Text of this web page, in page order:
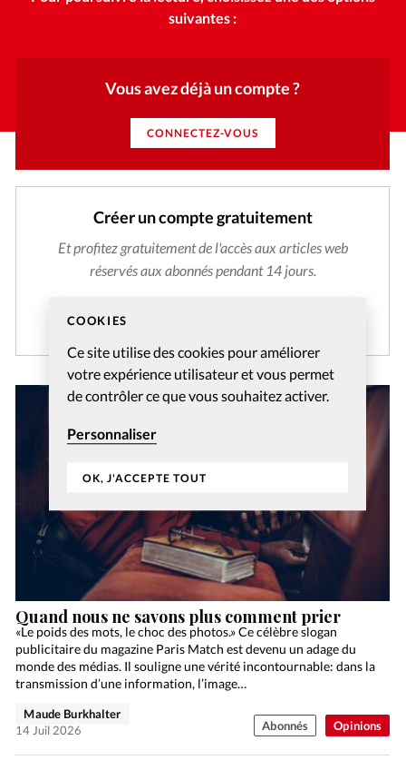
COOKIES
Ce site utilise des cookies pour améliorer
votre expérience utilisateur et vous permet
de contrôler ce que vous souhaitez activer.
Personnaliser
OK, J'ACCEPTE TOUT
suivantes :
Vous avez déjà un compte ?
CONNECTEZ-VOUS
Créer un compte gratuitement
Et profitez gratuitement de l'accès aux articles web
réservés aux abonnés pendant 14 jours.
Opinions
Quand nous ne savons plus comment prier
«Le poids des mots, le choc des photos.» Ce célèbre slogan
publicitaire du magazine Paris Match est devenu un adage du
monde des médias. Il souligne une vérité incontournable: dans la
transmission d’une information, l’image…
Maude Burkhalter
14 Juil 2026
Abonnés